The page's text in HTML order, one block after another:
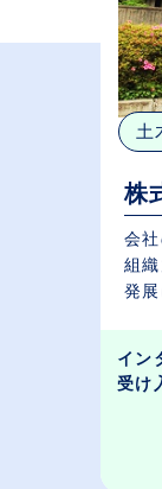
土
株
会
組
発
イン
受け